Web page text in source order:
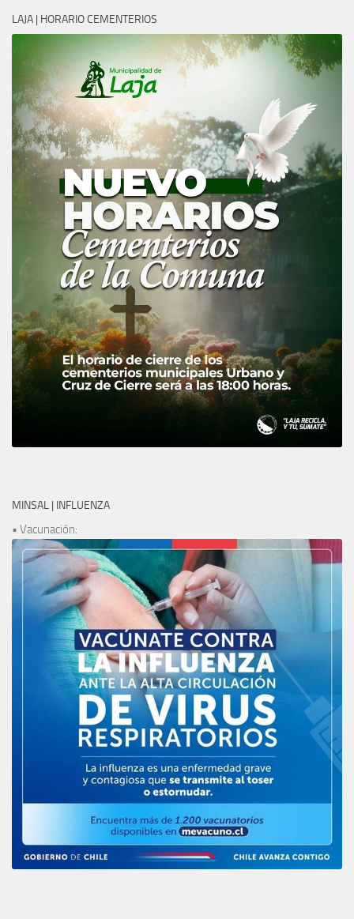
LAJA | HORARIO CEMENTERIOS
MINSAL | INFLUENZA
• Vacunación: